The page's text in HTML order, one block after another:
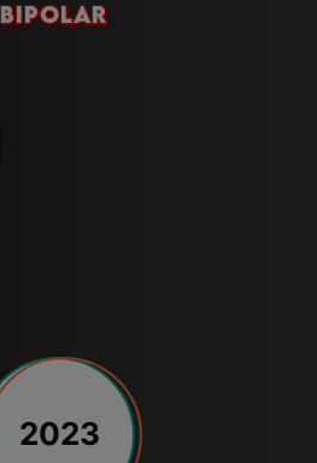
bipolar
2023